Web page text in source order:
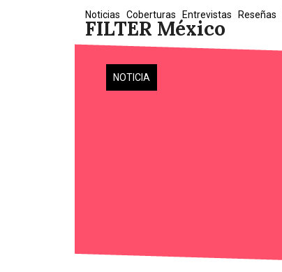
FILTER México
Noticias Coberturas Entrevistas Reseñas
NOTICIA